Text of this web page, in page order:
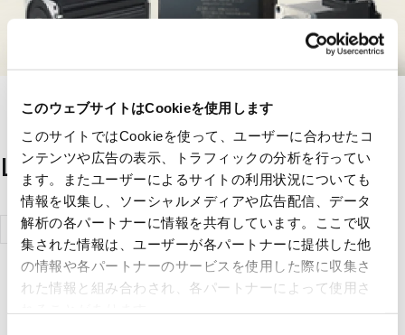
このウェブサイトはCookieを使用します
このサイトではCookieを使って、ユーザーに合わせたコ
ンテンツや広告の表示、トラフィックの分析を行ってい
ます。またユーザーによるサイトの利用状況についても
情報を収集し、ソーシャルメディアや広告配信、データ
解析の各パートナーに情報を共有しています。ここで収
集された情報は、ユーザーが各パートナーに提供した他
の情報や各パートナーのサービスを使用した際に収集さ
れた情報と組み合わされ、各パートナーによって使用さ
List of handling manufacturers
Mitsubishi
Electric
Corporation